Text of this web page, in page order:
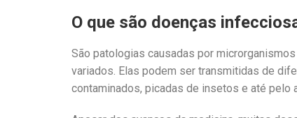
O que são doenças
São patologias causadas por
variados. Elas podem ser transmitidas de
contaminados, picadas de insetos e até pelo